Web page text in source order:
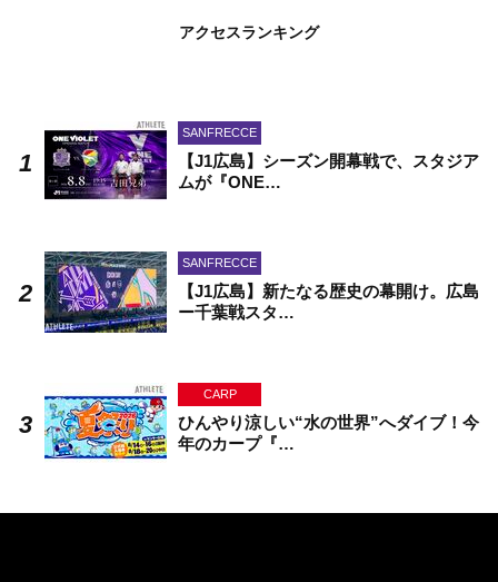
アクセスランキング
SANFRECCE
【J1広島】シーズン開幕戦で、スタジア
ムが『ONE…
SANFRECCE
【J1広島】新たなる歴史の幕開け。広島
ー千葉戦スタ…
CARP
ひんやり涼しい“水の世界”へダイブ！今
年のカープ『…